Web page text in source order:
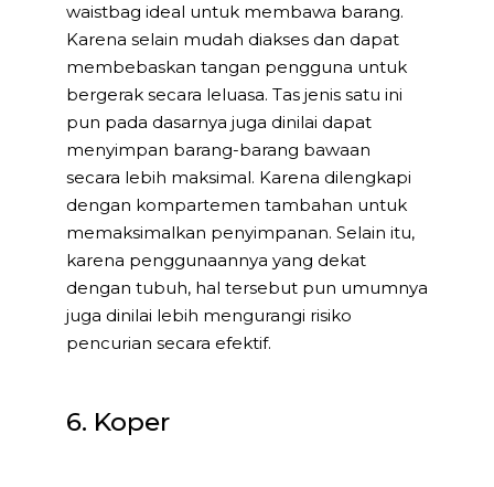
waistbag ideal untuk membawa barang.
Karena selain mudah diakses dan dapat
membebaskan tangan pengguna untuk
bergerak secara leluasa. Tas jenis satu ini
pun pada dasarnya juga dinilai dapat
menyimpan barang-barang bawaan
secara lebih maksimal. Karena dilengkapi
dengan kompartemen tambahan untuk
memaksimalkan penyimpanan. Selain itu,
karena penggunaannya yang dekat
dengan tubuh, hal tersebut pun umumnya
juga dinilai lebih mengurangi risiko
pencurian secara efektif.
6. Koper